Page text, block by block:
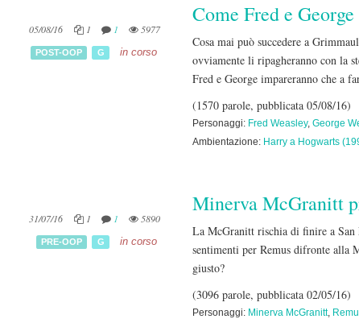
05/08/16 1 1 5977
POST-OOP G in corso
Come Fred e
Cosa mai può succedere a
ovviamente li ripagheranno con la
Fred e George impareranno che a
(1570 parole, pubblicata 05/08/16)
Personaggi: Fred Weasley, George
Ambientazione: Harry a Hogwarts
31/07/16 1 1 5890
PRE-OOP G in corso
Minerva McGranitt
La McGranitt rischia di finire a San
sentimenti per Remus difronte alla
giusto?
(3096 parole, pubblicata 02/05/16)
Personaggi: Minerva McGranitt,